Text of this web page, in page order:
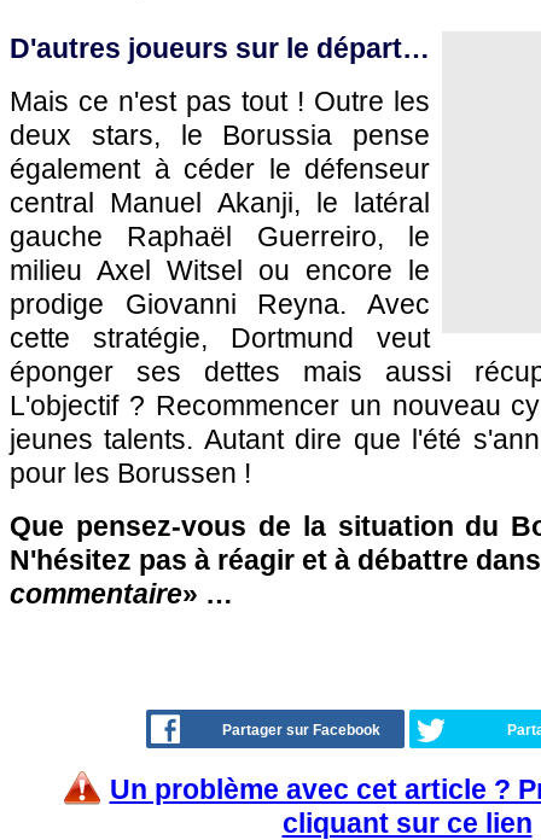
D'autres joueurs sur le départ…
Mais ce n'est pas tout ! Outre les
deux stars, le Borussia pense
également à céder le défenseur
central Manuel Akanji, le latéral
gauche Raphaël Guerreiro, le
milieu Axel Witsel ou encore le
prodige Giovanni Reyna. Avec
cette stratégie, Dortmund veut
éponger ses dettes mais aussi
L'objectif ? Recommencer un nouveau
jeunes talents. Autant dire que l'été
pour les Borussen !
Que pensez-vous de la situation du
N'hésitez pas à réagir et à débattre
commentaire» …
Partager sur Facebook
Un problème avec cet article ?
cliquant sur ce lien